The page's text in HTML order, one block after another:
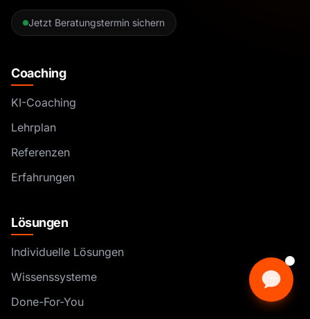
Jetzt Beratungstermin sichern
Coaching
KI-Coaching
Lehrplan
Referenzen
Erfahrungen
Lösungen
Individuelle Lösungen
Wissenssysteme
Done-For-You